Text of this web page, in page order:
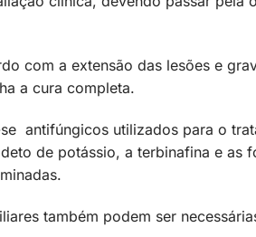
com a extensão das lesões e
a cura completa.
antifúngicos utilizados para o
de potássio, a terbinafina e as
também podem ser